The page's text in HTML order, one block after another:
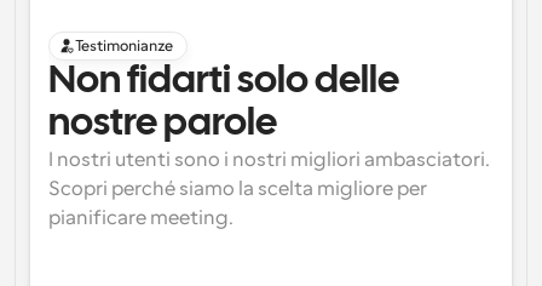
Testimonianze
Non fidarti solo delle
nostre parole
I nostri utenti sono i nostri migliori ambasciatori.
Scopri perché siamo la scelta migliore per
pianificare meeting.